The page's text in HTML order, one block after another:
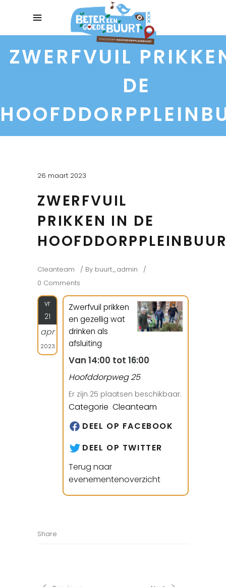
ZWERFVUIL
DE
26 maart 2023
ZWERFVUIL
PRIKKEN IN DE
Cleanteam By buurt_admin
0 Comments
vr
21
apr
2023
Zwerfvuil prikken
en gezellig wat
drinken als
afsluiting
Van 14:00 tot 16:00
Hoofddorpweg 25
Er zijn 25 plaatsen beschikbaar.
Categorie Cleanteam
DEEL OP FACEBOOK
DEEL OP TWITTER
Terug naar
evenementenoverzicht
Share